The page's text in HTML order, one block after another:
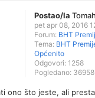
Postao/la
pet apr 08, 2016
Forum: BHT
Tema: BHT
Općenito
Odgovori: 1258
Pogledano:
ono što jeste, ali